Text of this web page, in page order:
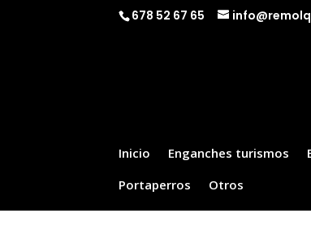
678 52 67 65
Inicio Enganches turismos
Portaperros
Otros